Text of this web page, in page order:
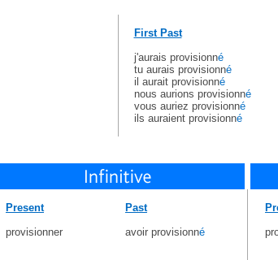
First Past
j'aurais provisionné
tu aurais provisionné
il aurait provisionné
nous aurions provisionné
vous auriez provisionné
ils auraient provisionné
Present
provisionner
Past
avoir provisionné